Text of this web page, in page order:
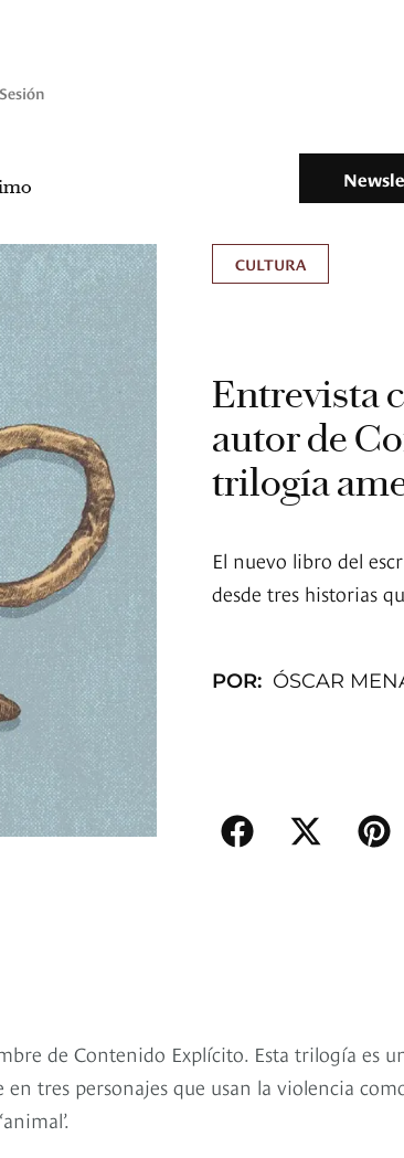
CULTURA
Entrevista
autor de
trilogía
El nuevo libro del
desde tres historias
POR: ÓSCAR
de Contenido Explícito. Esta trilogía es
tres personajes que usan la violencia